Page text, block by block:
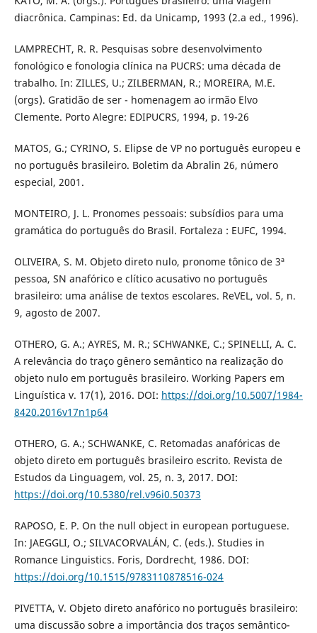
diacrônica. Campinas: Ed. da Unicamp, 1993 (2.a ed., 1996).
LAMPRECHT, R. R. Pesquisas sobre desenvolvimento
fonológico e fonologia clínica na PUCRS: uma década de
trabalho. In: ZILLES, U.; ZILBERMAN, R.; MOREIRA, M.E.
(orgs). Gratidão de ser - homenagem ao irmão Elvo
Clemente. Porto Alegre: EDIPUCRS, 1994, p. 19-26
MATOS, G.; CYRINO, S. Elipse de VP no português europeu e
no português brasileiro. Boletim da Abralin 26, número
especial, 2001.
MONTEIRO, J. L. Pronomes pessoais: subsídios para uma
gramática do português do Brasil. Fortaleza : EUFC, 1994.
OLIVEIRA, S. M. Objeto direto nulo, pronome tônico de 3ª
pessoa, SN anafórico e clítico acusativo no português
brasileiro: uma análise de textos escolares. ReVEL, vol. 5, n.
9, agosto de 2007.
OTHERO, G. A.; AYRES, M. R.; SCHWANKE, C.; SPINELLI, A. C.
A relevância do traço gênero semântico na realização do
objeto nulo em português brasileiro. Working Papers em
Linguística v. 17(1), 2016. DOI: https://doi.org/10.5007/1984-
8420.2016v17n1p64
OTHERO, G. A.; SCHWANKE, C. Retomadas anafóricas de
objeto direto em português brasileiro escrito. Revista de
Estudos da Linguagem, vol. 25, n. 3, 2017. DOI:
https://doi.org/10.5380/rel.v96i0.50373
RAPOSO, E. P. On the null object in european portuguese.
In: JAEGGLI, O.; SILVACORVALÁN, C. (eds.). Studies in
Romance Linguistics. Foris, Dordrecht, 1986. DOI:
https://doi.org/10.1515/9783110878516-024
PIVETTA, V. Objeto direto anafórico no português brasileiro:
uma discussão sobre a importância dos traços semântico-